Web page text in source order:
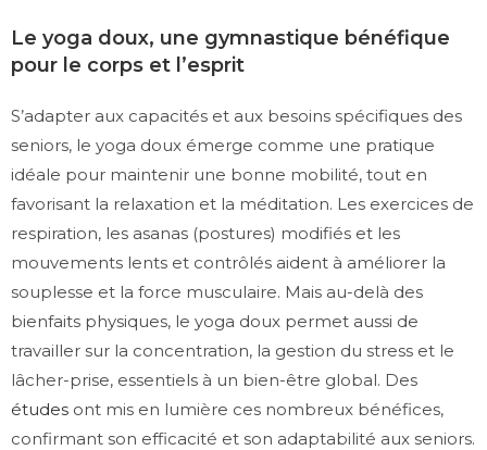
Le yoga doux, une gymnastique bénéfique
pour le corps et l’esprit
S’adapter aux capacités et aux besoins spécifiques des
seniors, le yoga doux émerge comme une pratique
idéale pour maintenir une bonne mobilité, tout en
favorisant la relaxation et la méditation. Les exercices de
respiration, les asanas (postures) modifiés et les
mouvements lents et contrôlés aident à améliorer la
souplesse et la force musculaire. Mais au-delà des
bienfaits physiques, le yoga doux permet aussi de
travailler sur la concentration, la gestion du stress et le
lâcher-prise, essentiels à un bien-être global. Des
études ont mis en lumière ces nombreux bénéfices,
confirmant son efficacité et son adaptabilité aux seniors.